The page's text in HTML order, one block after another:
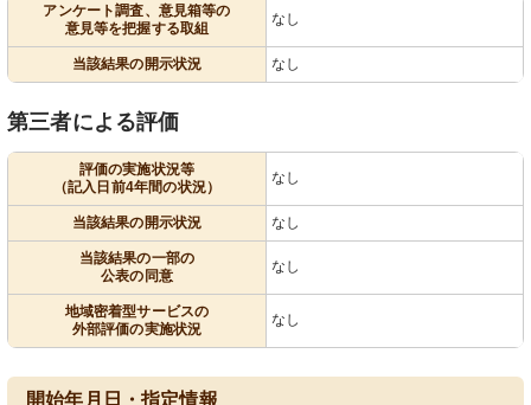
アンケート調査、意見箱等の
意見等を把握する取組
なし
当該結果の開示状況 なし
第三者による評価
評価の実施状況等
（記入日前4年間の状況）
なし
当該結果の開示状況 なし
当該結果の一部の
公表の同意
なし
地域密着型サービスの
外部評価の実施状況
なし
開始年月日・指定情報